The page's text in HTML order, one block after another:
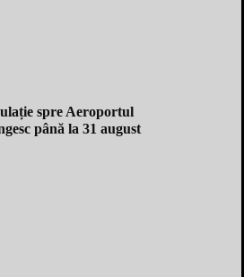
spre Aeroportul
până la 31 august